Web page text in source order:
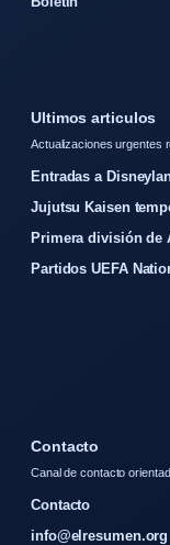
Ultimos articulos
Actualizaciones urgentes
Entradas a
Jujutsu Kaisen
Primera división de
Partidos UEFA
Contacto
Canal de contacto
Contacto
info@elresumen.org